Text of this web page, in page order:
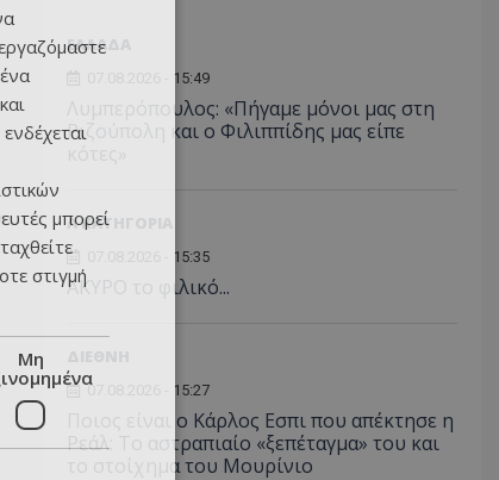
ΕΛΛΑΔΑ
07.08.2026 - 15:49
Λυμπερόπουλος: «Πήγαμε μόνοι μας στη
Ριζούπολη και ο Φιλιππίδης μας είπε
Α ΚΑΤΗΓΟΡΙΑ
07.08.2026 - 15:35
AKYΡΟ το φιλικό...
07.08.2026 - 15:27
Ποιος είναι ο Κάρλος Εσπι που απέκτησε η
Ρεάλ: Το αστραπιαίο «ξεπέταγμα» του και
το στοίχημα του Μουρίνιο
ενδέχεται
μπορεί
στιγμή
Μη